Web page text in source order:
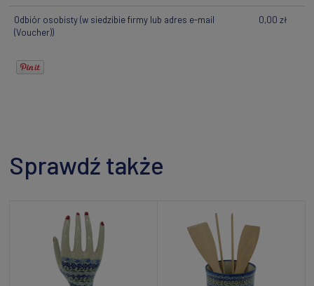
Odbiór osobisty(w siedzibie firmy lub adres e-mail
(Voucher))
0,00 zł
Sprawdź także